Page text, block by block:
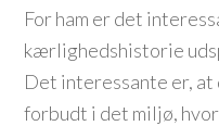
For ham er det
kærlighedshistorie
Det interessante er, at
forbudt i det miljø,